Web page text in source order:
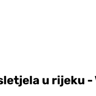
u rijeku -